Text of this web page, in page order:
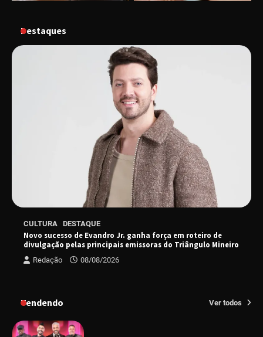
Destaques
CULTURA DESTAQUE
Novo sucesso de Evandro Jr. ganha força em roteiro de
divulgação pelas principais emissoras do Triângulo Mineiro
Redação 08/08/2026
Tendendo Ver todos
gastronomia de Uberlândia em dois dias de
evento gratuito
“Uma prosa de valor” é o tema da roda de
conversa com o diretor e a produtora do
espetáculo Bárbara
“Tom na Fazenda” retorna à Uberlândia após
sucesso absoluto em 2025
Senac em Uberlândia oferece curso gratuito
de Tricologia e Terapia Capilar